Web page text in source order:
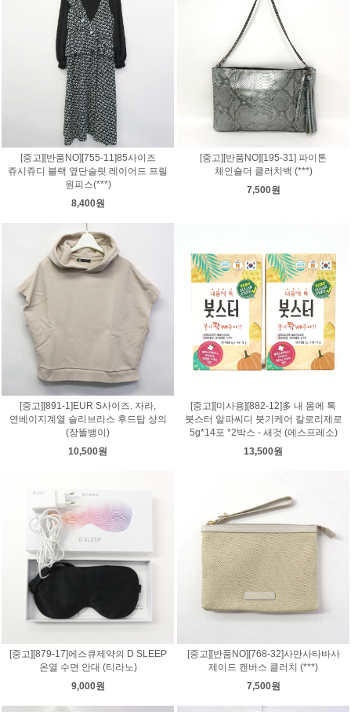
[중고][반품NO][755-11]85사이즈
쥬시쥬디 블랙 옆단슬릿 레이어드 프릴
원피스(***)
8,400원
[중고][반품NO][195-31] 파이톤
체인숄더 클러치백 (***)
7,500원
[중고][891-1]EUR S사이즈. 자라,
연베이지계열 슬리브리스 후드탑 상의
(장똘뱅이)
10,500원
[중고][미사용][882-12]多 내 몸에 톡
붓스터 알파씨디 붓기케어 칼로리제로
5g*14포 *2박스 - 새것 (에스프레소)
13,500원
[중고][879-17]에스큐제약의 D SLEEP
온열 수면 안대 (티라노)
9,000원
[중고][반품NO][768-32]사만사타바사
제이드 캔버스 클러치 (***)
7,500원